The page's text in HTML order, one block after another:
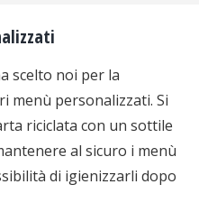
scelto noi per la
menù personalizzati. Si
riciclata con un sottile
al sicuro i menù
di igienizzarli dopo